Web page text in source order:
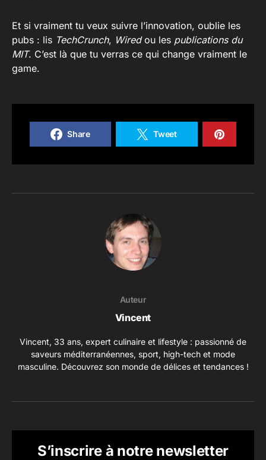
Et si vraiment tu veux suivre l’innovation, oublie les
pubs : lis TechCrunch, Wiredou les publications du
MIT. C’est là que tu verras ce qui change vraiment le
game.
Share Tweet
Auteur
Vincent
Vincent, 33 ans, expert culinaire et lifestyle : passionné de
saveurs méditerranéennes, sport, high-tech et mode
masculine. Découvrez son monde de délices et tendances !
S’inscrire à notre newsletter